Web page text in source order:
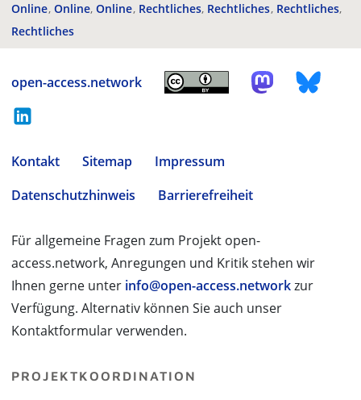
Online Online Online Rechtliches Rechtliches Rechtliches
Rechtliches
open-access.network
Kontakt Sitemap
Impressum
Datenschutzhinweis
Barrierefreiheit
Für allgemeine Fragen zum Projekt open-
access.network, Anregungen und Kritik stehen wir
Ihnen gerne unter info@open-access.networkzur
Verfügung. Alternativ können Sie auch unser
Kontaktformular verwenden.
PROJEKTKOORDINATION